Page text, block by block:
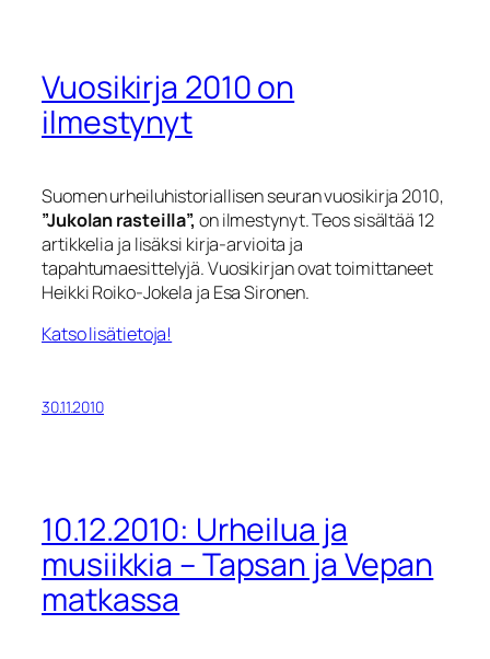
Vuosikirja 2010 on
ilmestynyt
Suomen urheiluhistoriallisen seuran vuosikirja 2010,
”Jukolan rasteilla”, on ilmestynyt. Teos sisältää 12
artikkelia ja lisäksi kirja-arvioita ja
tapahtumaesittelyjä. Vuosikirjan ovat toimittaneet
Heikki Roiko-Jokela ja Esa Sironen.
Katso lisätietoja!
30.11.2010
10.12.2010: Urheilua ja
musiikkia – Tapsan ja Vepan
matkassa